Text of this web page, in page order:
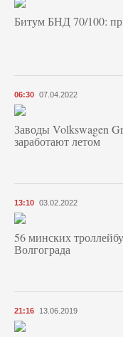
Битум БНД 70/100:
06:30 07.04.2022
Заводы Volkswagen
заработают летом
13:10 03.02.2022
56 минских
Волгограда
21:16 13.06.2019